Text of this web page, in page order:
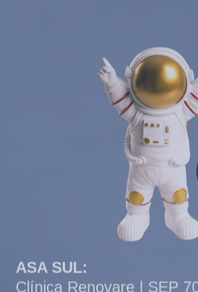
Clínica Renovare | SEP
Sala 413, Centro Clínico
COMO
ÁGUAS CLARAS:
Clínica Renovare – Ed.